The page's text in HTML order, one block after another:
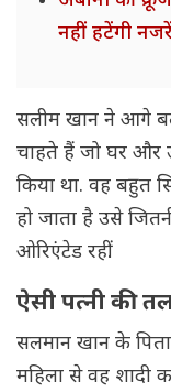
नहीं हटेंगी
सलीम खान ने आगे
चाहते हैं जो घर और
किया था. वह बहुत
हो जाता है उसे
ओरिएंटेड रहीं.
ऐसी पत्नी की
सलमान खान के
महिला से वह शादी